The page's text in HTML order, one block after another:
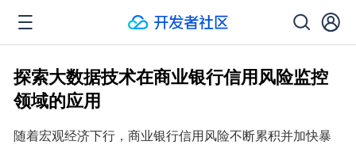
探索大数据技术在商业银行信用风险监控
领域的应用
随着宏观经济下行，商业银行信用风险不断累积并加快暴